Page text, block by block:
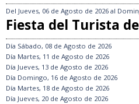
Del Jueves, 06 de Agosto de 2026 al
Fiesta del Turista
Día Sábado, 08 de Agosto de 2026
Día Martes, 11 de Agosto de 2026
Día Jueves, 13 de Agosto de 2026
Día Domingo, 16 de Agosto de 2026
Día Martes, 18 de Agosto de 2026
Día Jueves, 20 de Agosto de 2026